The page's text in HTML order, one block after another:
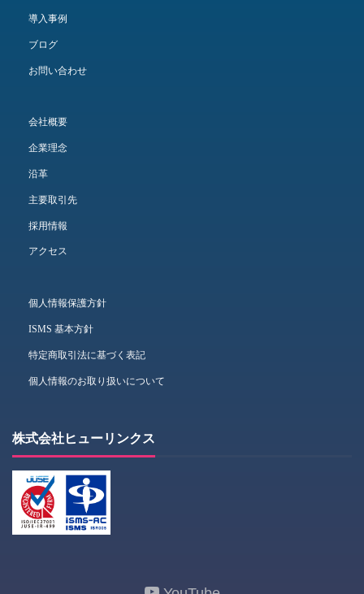
導入事例
ブログ
お問い合わせ
会社概要
企業理念
沿革
主要取引先
採用情報
アクセス
個人情報保護方針
ISMS 基本方針
特定商取引法に基づく表記
個人情報のお取り扱いについて
株式会社ヒューリンクス